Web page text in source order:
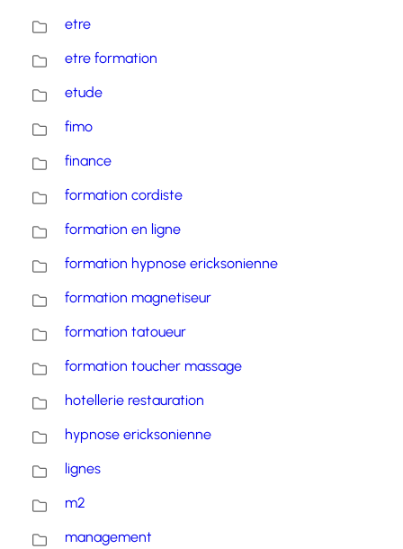
etre
etre formation
etude
fimo
finance
formation cordiste
formation en ligne
formation hypnose ericksonienne
formation magnetiseur
formation tatoueur
formation toucher massage
hotellerie restauration
hypnose ericksonienne
lignes
m2
management